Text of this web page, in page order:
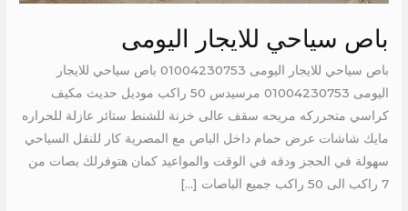
باص سياحي للايجار اليومى
باص سياحي للايجار اليومى 01004230753 باص سياحي للايجار
اليومى 01004230753 مرسيدس 50 راكب موديل حديث مكيف
كراسي متحرركه مريحه سقف عالى خزنة للشنط ستائر عازلة للحراره
مايك شاشات عرض حمام داخل الباص مع المصرية كار للنقل السياحي
سهولة في الحجز ودقه في الوقت والمواعيد كمان هتوفرلك بصات من
7 راكب الى 50 راكب جميع الباصات […]